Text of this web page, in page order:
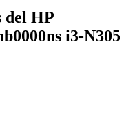
del HP
i3-N305